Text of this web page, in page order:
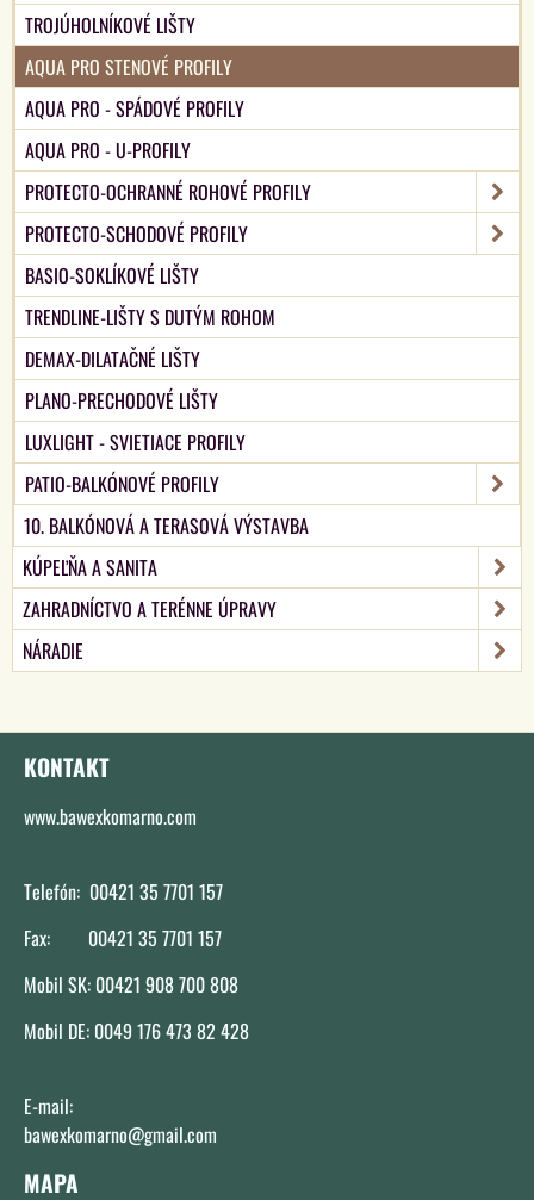
TROJÚHOLNÍKOVÉ LIŠTY
AQUA PRO STENOVÉ PROFILY
AQUA PRO - SPÁDOVÉ PROFILY
AQUA PRO - U-PROFILY
PROTECTO-OCHRANNÉ ROHOVÉ PROFILY
PROTECTO-SCHODOVÉ PROFILY
BASIO-SOKLÍKOVÉ LIŠTY
TRENDLINE-LIŠTY S DUTÝM ROHOM
DEMAX-DILATAČNÉ LIŠTY
PLANO-PRECHODOVÉ LIŠTY
LUXLIGHT - SVIETIACE PROFILY
PATIO-BALKÓNOVÉ PROFILY
10. BALKÓNOVÁ A TERASOVÁ VÝSTAVBA
KÚPEĽŇA A SANITA
ZAHRADNÍCTVO A TERÉNNE ÚPRAVY
NÁRADIE
KONTAKT
www.bawexkomarno.com
Telefón: 00421 35 7701 157
Fax: 00421 35 7701 157
Mobil SK: 00421 908 700 808
Mobil DE: 0049 176 473 82 428
E-mail:
bawexkomarno@gmail.com
MAPA